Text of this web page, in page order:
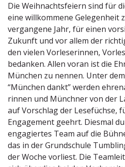
Die Weihnachts­feiern sind für
eine willkommene Gelegenheit
vergangene Jahr, für einen
Zukunft und vor allem der
den vielen Vorle­se­rinnen,
bedanken. Allen voran ist die
München zu nennen. Unter
“München dankt” werden
rinnen und Münchner von der
auf Vorschlag der Lesefüchse,
Engagement geehrt. Diesmal
engagiertes Team auf die
das in der Grund­schule
der Woche vorliest. Die